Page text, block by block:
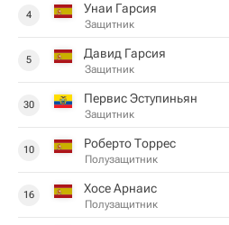
4 Унаи Гарсия
Защитник
5 Давид Гарсия
Защитник
30 Первис Эступиньян
Защитник
10 Роберто Торрес
Полузащитник
16 Хосе Арнаис
Полузащитник